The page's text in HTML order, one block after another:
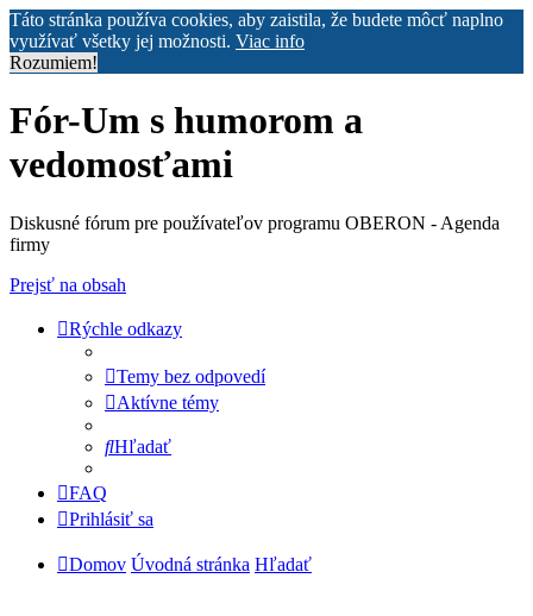
Táto stránka používa cookies, aby zaistila, že budete môcť naplno
využívať všetky jej možnosti. Viac info
Rozumiem!
Fór-Um s humorom a
vedomosťami
Diskusné fórum pre používateľov programu OBERON - Agenda
firmy
Prejsť na obsah
Rýchle odkazy
Temy bez odpovedí
Aktívne témy
Hľadať
FAQ
Prihlásiť sa
Domov Úvodná stránka Hľadať